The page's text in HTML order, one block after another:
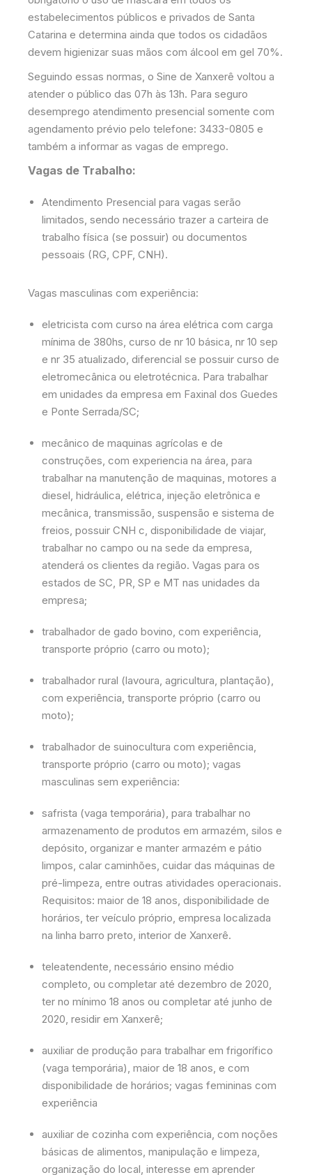
estabelecimentos públicos e privados de Santa
Catarina e determina ainda que todos os cidadãos
devem higienizar suas mãos com álcool em gel 70%.
Seguindo essas normas, o Sine de Xanxerê voltou a
atender o público das 07h às 13h. Para seguro
desemprego atendimento presencial somente com
agendamento prévio pelo telefone: 3433-0805 e
também a informar as vagas de emprego.
Vagas de Trabalho:
Atendimento Presencial para vagas serão
limitados, sendo necessário trazer a carteira de
trabalho física (se possuir) ou documentos
pessoais (RG, CPF, CNH).
Vagas masculinas com experiência:
eletricista com curso na área elétrica com carga
mínima de 380hs, curso de nr 10 básica, nr 10 sep
e nr 35 atualizado, diferencial se possuir curso de
eletromecânica ou eletrotécnica. Para trabalhar
em unidades da empresa em Faxinal dos Guedes
e Ponte Serrada/SC;
mecânico de maquinas agrícolas e de
construções, com experiencia na área, para
trabalhar na manutenção de maquinas, motores a
diesel, hidráulica, elétrica, injeção eletrônica e
mecânica, transmissão, suspensão e sistema de
freios, possuir CNH c, disponibilidade de viajar,
trabalhar no campo ou na sede da empresa,
atenderá os clientes da região. Vagas para os
estados de SC, PR, SP e MT nas unidades da
empresa;
trabalhador de gado bovino, com experiência,
transporte próprio (carro ou moto);
trabalhador rural (lavoura, agricultura, plantação),
com experiência, transporte próprio (carro ou
moto);
trabalhador de suinocultura com experiência,
transporte próprio (carro ou moto); vagas
masculinas sem experiência:
safrista (vaga temporária), para trabalhar no
armazenamento de produtos em armazém, silos e
depósito, organizar e manter armazém e pátio
limpos, calar caminhões, cuidar das máquinas de
pré-limpeza, entre outras atividades operacionais.
Requisitos: maior de 18 anos, disponibilidade de
horários, ter veículo próprio, empresa localizada
na linha barro preto, interior de Xanxerê.
teleatendente, necessário ensino médio
completo, ou completar até dezembro de 2020,
ter no mínimo 18 anos ou completar até junho de
2020, residir em Xanxerê;
auxiliar de produção para trabalhar em frigorífico
(vaga temporária), maior de 18 anos, e com
disponibilidade de horários; vagas femininas com
experiência
auxiliar de cozinha com experiência, com noções
básicas de alimentos, manipulação e limpeza,
organização do local, interesse em aprender